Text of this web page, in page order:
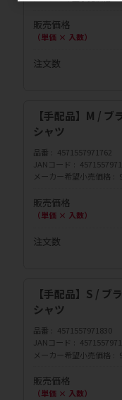
販売価格
（単価 × 入数）
注文数
【手配品】M /
シャツ
品番
4571557971762
JANコード
メーカー希望小売価格
販売価格
（単価 × 入数）
注文数
【手配品】S /
シャツ
品番
4571557971830
JANコード
メーカー希望小売価格
販売価格
（単価 × 入数）